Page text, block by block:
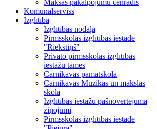
Maksas pakalpojumu cenrādis
Komunālserviss
Izglītība
Izglītības nodaļa
Pirmsskolas izglītības iestāde
"Riekstiņš"
Privāto pirmsskolas izglītības
iestāžu tāmes
Carnikavas pamatskola
Carnikavas Mūzikas un mākslas
skola
Izglītības iestāžu pašnovērtējuma
ziņojumi
Pirmsskolas izglītības iestāde